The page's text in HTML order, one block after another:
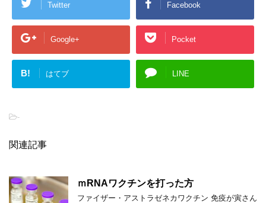
Twitter Facebook
Google+ Pocket
B! はてブ LINE
-
関連記事
ｍRNAワクチンを打った方
ファイザー・アストラゼネカワクチン 免疫が寅さん